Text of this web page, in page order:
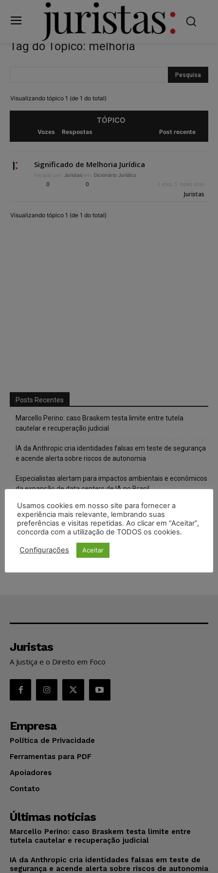
Tag do Tópico: melhoria
Visualizando tópico 1 (de 1 do total)
TÓPICO
Vozes Respostas Post recente
Significado de Melhoria Jurídica
Iniciado por: Juristas em: Dicionário Jurídico
0 0 2 anos, 5 meses atrás
Juristas
Visualizando tópico 1 (de 1 do total)
Posts Recentes
Marcello Perino: caso Braskem testa limite entre tutela
cautelar e recuperação judicial
IA da Anthropic cria identidades falsas em teste de segurança
e acende alerta sobre riscos de autonomia
Especialistas alertam para impactos ambientais e econômicos
da expansão de data centers de IA no Brasil
TSE reforça que sistemas das urnas eletrônicas tornam-se
invioláveis após assinatura digital e lacração
STF inicia julgamento sobre constitucionalidade da proibição
dos jogos de azar no Brasil
Juristas
A Justiça e o Direito em Foco
Empresa
Política de Privacidade
Ferramentas para PDF
Apoiadores
Contato
Últimas notícias
Marcello Perino: caso Braskem testa limite entre
tutela cautelar e recuperação judicial
IA da Anthropic cria identidades falsas em teste de
segurança e acende alerta sobre riscos de autonomia
Usamos cookies em nosso site para fornecer a
experiência mais relevante, lembrando suas
preferências e visitas repetidas. Ao clicar em “Aceitar”,
concorda com a utilização de TODOS os cookies.
Configurações Aceitar